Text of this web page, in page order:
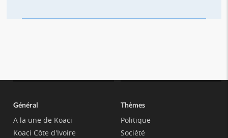
Général
A la une de Koaci
Koaci Côte d'Ivoire
Thèmes
Politique
Société